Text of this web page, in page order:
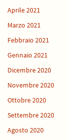
Aprile 2021
Marzo 2021
Febbraio 2021
Gennaio 2021
Dicembre 2020
Novembre 2020
Ottobre 2020
Settembre 2020
Agosto 2020